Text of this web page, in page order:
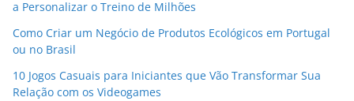
a Personalizar o Treino de Milhões
Como Criar um Negócio de Produtos Ecológicos em Portugal
ou no Brasil
10 Jogos Casuais para Iniciantes que Vão Transformar Sua
Relação com os Videogames